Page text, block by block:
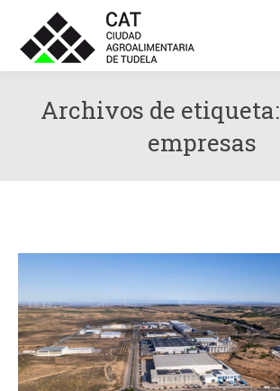
Archivos de etiqueta:
empresas